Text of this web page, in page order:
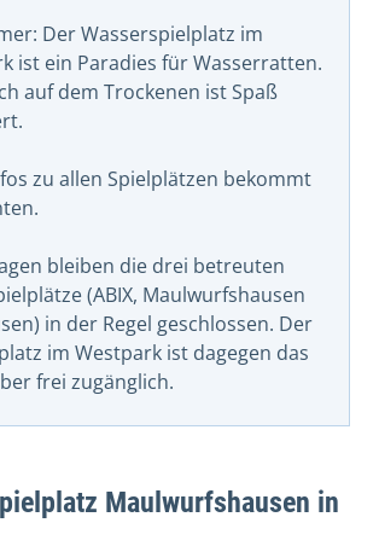
Der Wasserspielplatz im
ist ein Paradies für Wasserratten.
auf dem Trockenen ist Spaß
zu allen Spielplätzen bekommt
bleiben die drei betreuten
(ABIX, Maulwurfshausen
in der Regel geschlossen. Der
im Westpark ist dagegen das
frei zugänglich.
Maulwurfshausen in